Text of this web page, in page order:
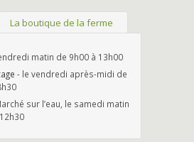
La boutique de la ferme
matin de 9h00 à 13h00
- le vendredi après-midi de
sur l’eau, le samedi matin